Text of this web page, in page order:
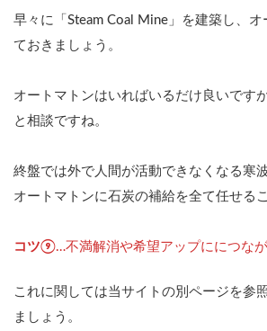
早々に「Steam Coal Mine」を建築し、オ
ておきましょう。
オートマトンはいればいるだけ良いです
と相談ですね。
終盤では外で人間が活動できなくなる寒
オートマトンに石炭の補給を全て任せる
コツ⑨…不満解消や希望アップににつな
これに関しては当サイトの別ページを参
ましょう。